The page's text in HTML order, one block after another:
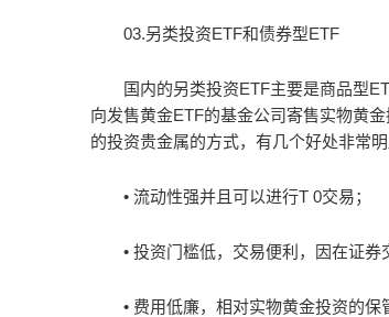
03.另类投资ETF和债券型ETF
国内的另类投资ETF主要是商品型
向发售黄金ETF的基金公司寄售实物黄
的投资贵金属的方式，有几个好处非常明
• 流动性强并且可以进行T 0交易；
• 投资门槛低，交易便利，因在证券
• 费用低廉，相对实物黄金投资的保